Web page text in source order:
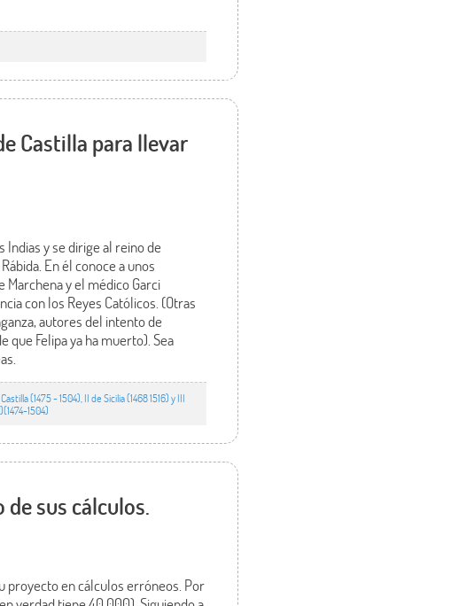
Castilla para llevar
Indias y se dirige al reino de
En él conoce a unos
y el médico Garci
con los Reyes Católicos. (Otras
autores del intento de
que Felipa ya ha muerto). Sea
(1475 - 1504), II de Sicilia (1468 1516) y III
1504)
sus cálculos.
proyecto en cálculos erróneos. Por